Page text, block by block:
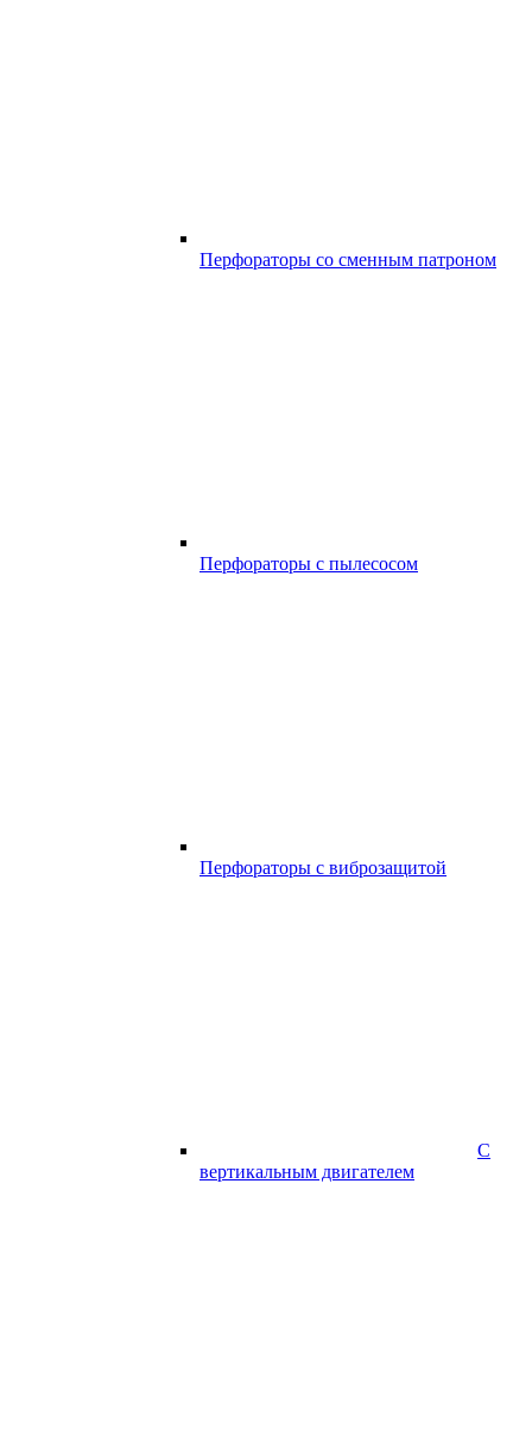
Перфораторы со сменным патроном
Перфораторы с пылесосом
Перфораторы с виброзащитой
С
вертикальным двигателем